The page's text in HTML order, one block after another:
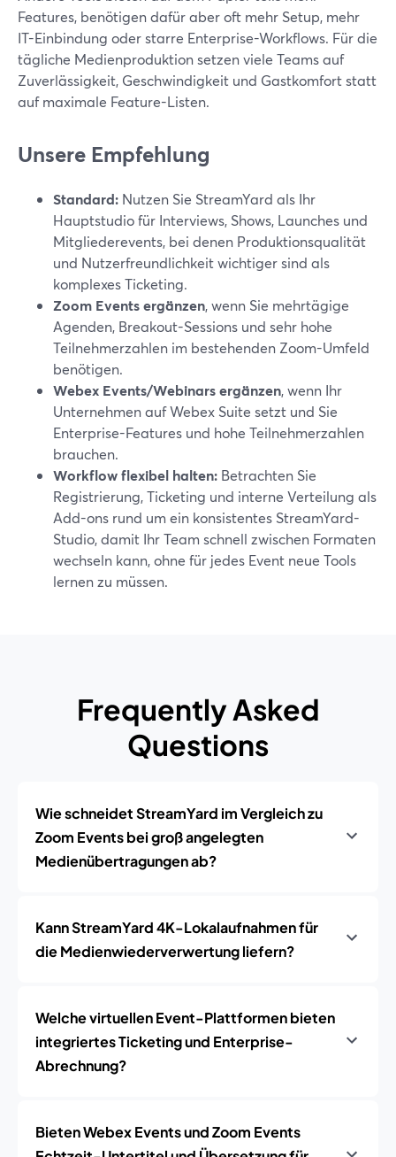
Features, benötigen dafür aber oft mehr Setup, mehr
IT-Einbindung oder starre Enterprise-Workflows. Für die
tägliche Medienproduktion setzen viele Teams auf
Zuverlässigkeit, Geschwindigkeit und Gastkomfort statt
auf maximale Feature-Listen.
Unsere Empfehlung
Standard: Nutzen Sie StreamYard als Ihr
Hauptstudio für Interviews, Shows, Launches und
Mitgliederevents, bei denen Produktionsqualität
und Nutzerfreundlichkeit wichtiger sind als
komplexes Ticketing.
Zoom Events ergänzen, wenn Sie mehrtägige
Agenden, Breakout-Sessions und sehr hohe
Teilnehmerzahlen im bestehenden Zoom-Umfeld
benötigen.
Webex Events/Webinars ergänzen, wenn Ihr
Unternehmen auf Webex Suite setzt und Sie
Enterprise-Features und hohe Teilnehmerzahlen
brauchen.
Workflow flexibel halten: Betrachten Sie
Registrierung, Ticketing und interne Verteilung als
Add-ons rund um ein konsistentes StreamYard-
Studio, damit Ihr Team schnell zwischen Formaten
wechseln kann, ohne für jedes Event neue Tools
lernen zu müssen.
Frequently Asked
Questions
Wie schneidet StreamYard im Vergleich zu
Zoom Events bei groß angelegten
Medienübertragungen ab?
Kann StreamYard 4K-Lokalaufnahmen für
die Medienwiederverwertung liefern?
Welche virtuellen Event-Plattformen bieten
integriertes Ticketing und Enterprise-
Abrechnung?
Bieten Webex Events und Zoom Events